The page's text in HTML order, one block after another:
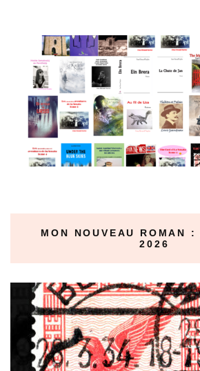
MON NOUVEAU ROMAN :
2026